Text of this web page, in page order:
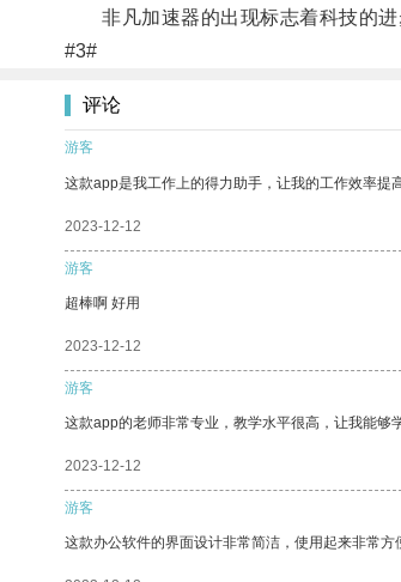
非凡加速器的出现标志着科技的进
#3#
评论
游客
这款app是我工作上的得力助手，让我的工作效率提
2023-12-12
游客
超棒啊 好用
2023-12-12
游客
这款app的老师非常专业，教学水平很高，让我能够
2023-12-12
游客
这款办公软件的界面设计非常简洁，使用起来非常方